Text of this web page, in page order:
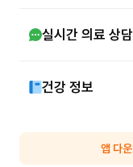
실시간 의료 상담
건강 정보
앱 다